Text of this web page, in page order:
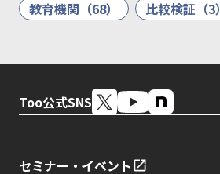
教育機関（68）
比較検証（3）
Too公式SNS
セミナー・イベント